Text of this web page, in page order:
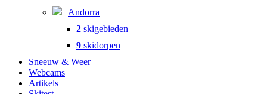
Andorra
2 skigebieden
9 skidorpen
Sneeuw & Weer
Webcams
Artikels